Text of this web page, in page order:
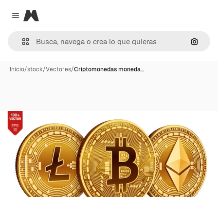
Close menu
Magnific
Inicio/stock/Vectores/Criptomonedas moneda…